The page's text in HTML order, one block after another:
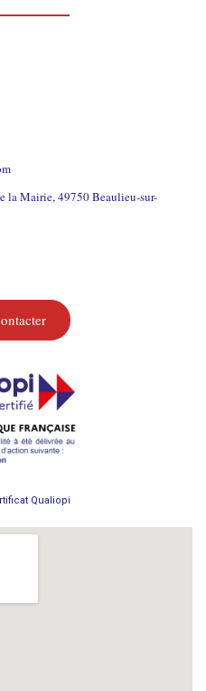
la Mairie, 49750 Beaulieu-sur-
Qualiopi